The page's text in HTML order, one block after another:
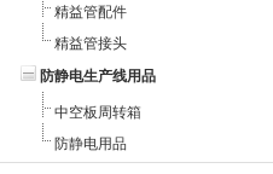
精益管配件
精益管接头
防静电生产线用品
中空板周转箱
防静电用品